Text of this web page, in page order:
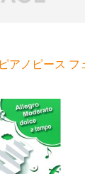
アノピース